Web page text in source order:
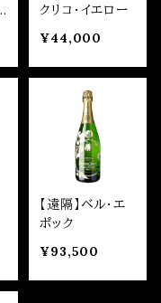
クリコ・イエロー
¥44,000
【遠隔】ベル・エ
ポック
¥93,500